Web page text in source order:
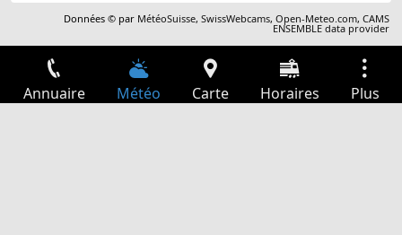
Données © par MétéoSuisse,SwissWebcams,Open-Meteo.com,CAMS
ENSEMBLE data provider
Annuaire Météo Carte Horaires Plus